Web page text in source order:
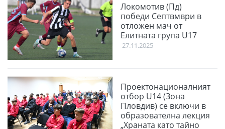
Локомотив (Пд)
победи Септвмври в
отложен мач от
Елитната група U17
27.11.2025
Проектонационалният
отбор U14 (Зона
Пловдив) се включи в
образователна лекция
„Храната като тайно